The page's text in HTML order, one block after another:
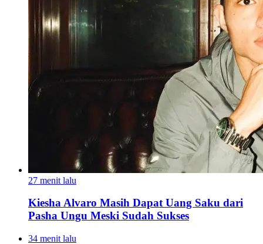
27 menit lalu
Kiesha Alvaro Masih Dapat Uang Saku dari
Pasha Ungu Meski Sudah Sukses
34 menit lalu